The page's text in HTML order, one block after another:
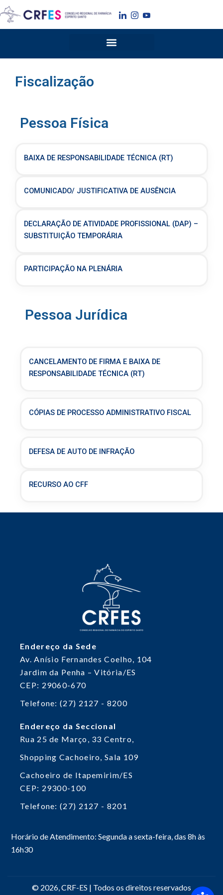
para
o
Fiscalização
Pessoa Física
BAIXA DE RESPONSABILIDADE TÉCNICA (RT)
COMUNICADO/ JUSTIFICATIVA DE AUSÊNCIA
DECLARAÇÃO DE ATIVIDADE PROFISSIONAL (DAP) –
SUBSTITUIÇÃO TEMPORÁRIA
PARTICIPAÇÃO NA PLENÁRIA
Pessoa Jurídica
CANCELAMENTO DE FIRMA E BAIXA DE
RESPONSABILIDADE TÉCNICA (RT)
CÓPIAS DE PROCESSO ADMINISTRATIVO FISCAL
DEFESA DE AUTO DE INFRAÇÃO
RECURSO AO CFF
Endereço da Sede
Av. Anísio Fernandes Coelho, 104
Jardim da Penha – Vitória/ES
CEP: 29060-670
Telefone: (27) 2127 - 8200
Endereço da Seccional
Rua 25 de Março, 33Centro,
Shopping Cachoeiro, Sala 109
Cachoeiro de Itapemirim/ES
CEP: 29300-100
Telefone: (27) 2127 - 8201
Horário de Atendimento: Segunda a sexta-feira, das 8h às
16h30
© 2026, CRF-ES | Todos os direitos reservados